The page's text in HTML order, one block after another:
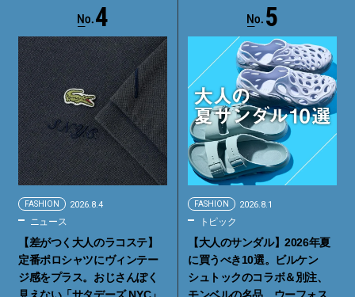
4
FASHION 2026.8.4
ニュース
【差がつく大人のラコステ】
定番ポロシャツにヴィンテー
ジ感をプラス。おじさんぽく
見えない「サタデーズ NYC」
5
FASHION 2026.8.1
トピック
【大人のサンダル】2026年夏
に買うべき10選。ビルケン
シュトックのコラボ＆別注、
モンベルの名品、ウーフォス